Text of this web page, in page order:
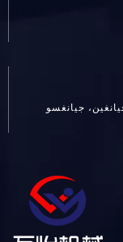
جيانغسو